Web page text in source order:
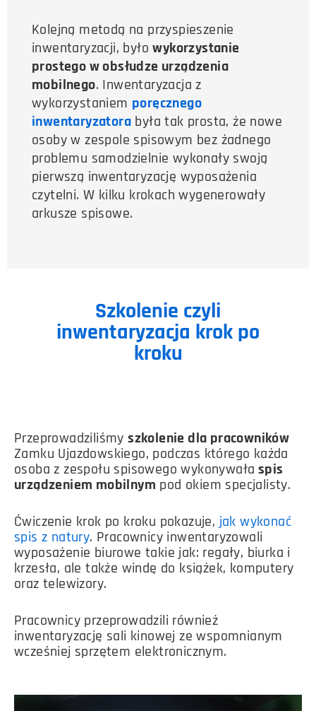
Kolejną metodą na przyspieszenie
inwentaryzacji, byłowykorzystanie
prostego w obsłudze urządzenia
mobilnego. Inwentaryzacja z
wykorzystaniem poręcznego
inwentaryzatora była tak prosta, że nowe
osoby w zespole spisowym bez żadnego
problemu samodzielnie wykonały swoją
pierwszą inwentaryzację wyposażenia
czytelni. W kilku krokach wygenerowały
arkusze spisowe.
Szkolenie czyli
inwentaryzacja krok po
kroku
Przeprowadziliśmyszkolenie dla pracowników
Zamku Ujazdowskiego, podczas którego każda
osoba z zespołu spisowego wykonywała spis
urządzeniem mobilnym pod okiem specjalisty.
Ćwiczenie krok po kroku pokazuje, jak wykonać
spis z natury. Pracownicy inwentaryzowali
wyposażenie biurowe takie jak: regały, biurka i
krzesła, ale także windę do książek, komputery
oraz telewizory.
Pracownicy przeprowadzili również
inwentaryzację sali kinowej ze wspomnianym
wcześniej sprzętem elektronicznym.